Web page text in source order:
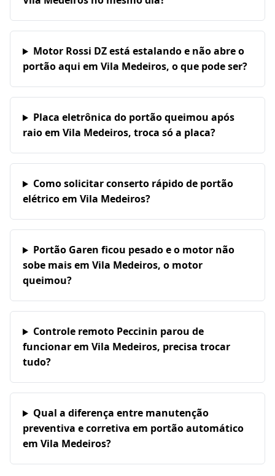
Motor Rossi DZ está estalando e não abre o
portão aqui em Vila Medeiros, o que pode ser?
Placa eletrônica do portão queimou após
raio em Vila Medeiros, troca só a placa?
Como solicitar conserto rápido de portão
elétrico em Vila Medeiros?
Portão Garen ficou pesado e o motor não
sobe mais em Vila Medeiros, o motor
queimou?
Controle remoto Peccinin parou de
funcionar em Vila Medeiros, precisa trocar
tudo?
Qual a diferença entre manutenção
preventiva e corretiva em portão automático
em Vila Medeiros?